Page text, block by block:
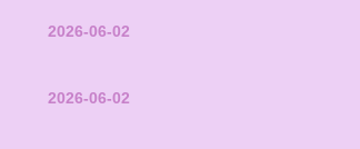
2026-06-02
2026-06-02